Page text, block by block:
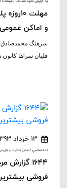
مهلت
و اماکن عمومی
سرهنگ محمدصادق
قلیان سراها
13 خرداد 1393
اختصاصي / مدير نظارت و
1644
فروشی